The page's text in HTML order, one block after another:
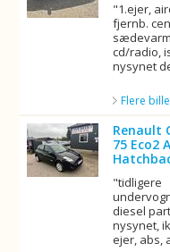
"1.ejer,
fjernb.
cd/radio,
nysynet
Flere
Renault
75 Eco2
"tidligere
diesel
nysynet,
ejer, abs,